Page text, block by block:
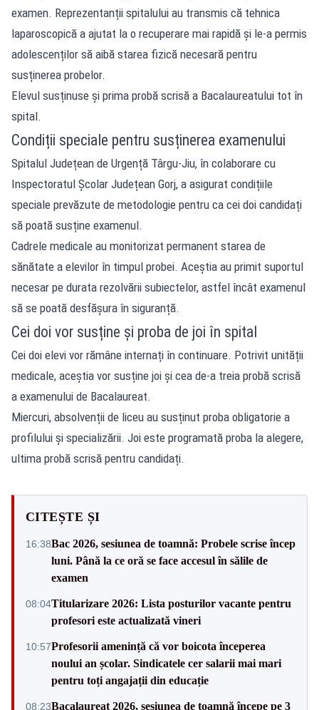
examen. Reprezentanții spitalului au transmis că tehnica
laparoscopică a ajutat la o recuperare mai rapidă și le-a permis
adolescenților să aibă starea fizică necesară pentru
susținerea probelor.
Elevul susținuse și prima probă scrisă a Bacalaureatului tot în
spital.
Condiții speciale pentru susținerea examenului
Spitalul Județean de Urgență Târgu-Jiu, în colaborare cu
Inspectoratul Școlar Județean Gorj, a asigurat condițiile
speciale prevăzute de metodologie pentru ca cei doi candidați
să poată susține examenul.
Cadrele medicale au monitorizat permanent starea de
sănătate a elevilor în timpul probei. Aceștia au primit suportul
necesar pe durata rezolvării subiectelor, astfel încât examenul
să se poată desfășura în siguranță.
Cei doi vor susține și proba de joi în spital
Cei doi elevi vor rămâne internați în continuare. Potrivit unității
medicale, aceștia vor susține joi și cea de-a treia probă scrisă
a examenului de Bacalaureat.
Miercuri, absolvenții de liceu au susținut proba obligatorie a
profilului și specializării. Joi este programată proba la alegere,
ultima probă scrisă pentru candidați.
CITEȘTE ȘI
16:38Bac 2026, sesiunea de toamnă: Probele scrise încep
luni. Până la ce oră se face accesul în sălile de
examen
08:04Titularizare 2026: Lista posturilor vacante pentru
profesori este actualizată vineri
10:57Profesorii amenință că vor boicota începerea
noului an școlar. Sindicatele cer salarii mai mari
pentru toți angajații din educație
08:23Bacalaureat 2026, sesiunea de toamnă începe pe 3